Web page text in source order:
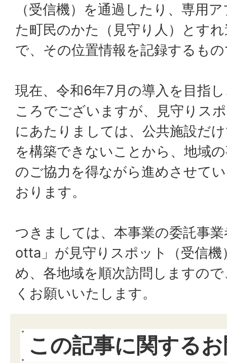
（受信機）を通過したり、専用
た町民のかた（見守り人）とす
で、その位置情報を記録するも
現在、令和6年7月の導入を目指
ころでございますが、見守りス
にあたりましては、公共施設だ
を構築できないことから、地域
のご協力を得ながら進めさせて
おります。
つきましては、本事業の委託事
otta」が見守りスポット（受信機
め、各地域を順次訪問しますの
くお願いいたします。
この記事に関する